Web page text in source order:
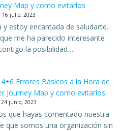
Map y como evitarlos
16 julio, 2023
y estoy encantada de saludarte.
me ha parecido interesante
la posibilidad…
4+6 Errores Básicos a la Hora de
Journey Map y como evitarlos
24 junio, 2023
que hayas comentado nuestra
que somos una organización sin